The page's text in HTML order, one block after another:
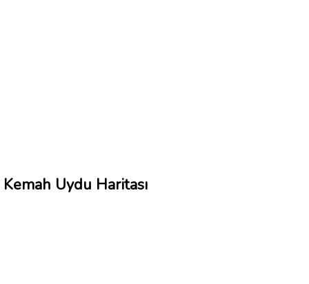
Kemah Uydu Haritası